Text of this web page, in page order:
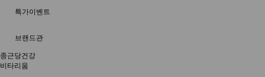
특가이벤트
브랜드관
종근당건강
비타리움